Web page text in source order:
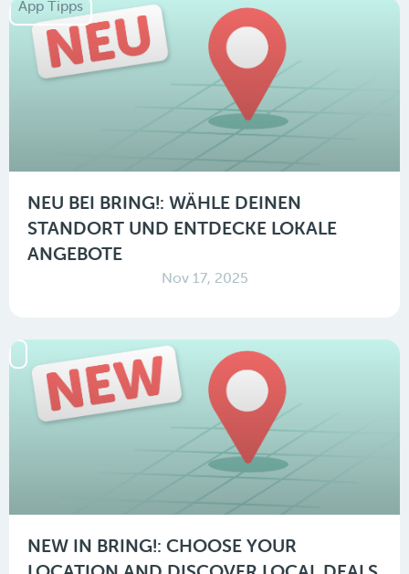
App Tipps
NEU BEI BRING!: WÄHLE DEINEN
STANDORT UND ENTDECKE LOKALE
ANGEBOTE
Nov 17, 2025
NEW IN BRING!: CHOOSE YOUR